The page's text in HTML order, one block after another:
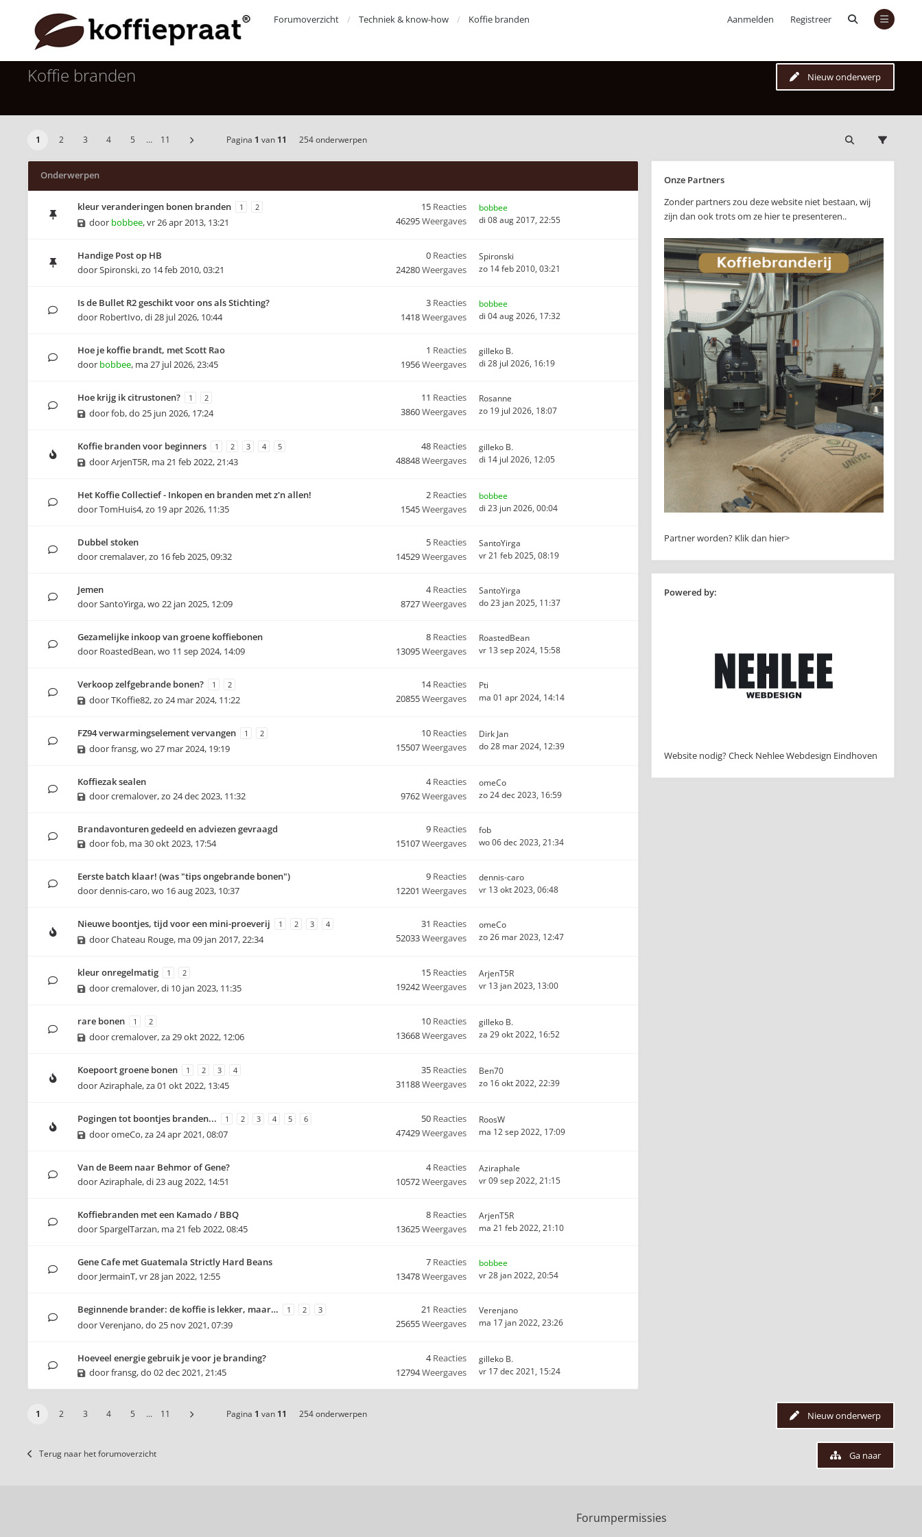
Aanmelden Registreer
Forumoverzicht Techniek & know-how Koffie branden
Koffie branden Nieuw onderwerp
1 2 3 4 5 … 11 Pagina 1 van 11 254 onderwerpen
Onderwerpen
kleur veranderingen bonen branden 1 2
door bobbee,vr 26 apr 2013, 13:21
15 Reacties
46295Weergaves
bobbee
di 08 aug 2017, 22:55
Handige Post op HB
doorSpironski,zo 14 feb 2010, 03:21
0 Reacties
24280Weergaves
Spironski
zo 14 feb 2010, 03:21
Is de Bullet R2 geschikt voor ons als Stichting?
door RobertIvo,di 28 jul 2026, 10:44
3 Reacties
1418Weergaves
bobbee
di 04 aug 2026, 17:32
Hoe je koffie brandt, met Scott Rao
door bobbee, ma 27 jul 2026, 23:45
1 Reacties
1956Weergaves
gilleko B.
di 28 jul 2026, 16:19
Hoe krijg ik citrustonen? 1 2
doorfob,do 25 jun 2026, 17:24
11 Reacties
3860Weergaves
Rosanne
zo 19 jul 2026, 18:07
Koffie branden voor beginners 1 2 3 4 5
doorArjenT5R, ma 21 feb 2022, 21:43
48 Reacties
48848Weergaves
gilleko B.
di 14 jul 2026, 12:05
Het Koffie Collectief - Inkopen en branden met z'n allen!
doorTomHuis4,zo 19 apr 2026, 11:35
2 Reacties
1545Weergaves
bobbee
di 23 jun 2026, 00:04
Dubbel stoken
doorcremalaver,zo 16 feb 2025, 09:32
5 Reacties
14529Weergaves
SantoYirga
vr 21 feb 2025, 08:19
Jemen
doorSantoYirga,wo 22 jan 2025, 12:09
4Reacties
8727Weergaves
SantoYirga
do 23 jan 2025, 11:37
Gezamelijke inkoop van groene koffiebonen
door RoastedBean,wo 11 sep 2024, 14:09
8 Reacties
13095Weergaves
RoastedBean
vr 13 sep 2024, 15:58
Verkoop zelfgebrande bonen? 1 2
doorTKoffie82,zo 24 mar 2024, 11:22
14Reacties
20855Weergaves
Pti
ma 01 apr 2024, 14:14
FZ94 verwarmingselement vervangen 1 2
doorfransg,wo 27 mar 2024, 19:19
10 Reacties
15507Weergaves
Dirk Jan
do 28 mar 2024, 12:39
Koffiezak sealen
doorcremalover,zo 24 dec 2023, 11:32
4Reacties
9762Weergaves
omeCo
zo 24 dec 2023, 16:59
Brandavonturen gedeeld en adviezen gevraagd
doorfob, ma 30 okt 2023, 17:54
9 Reacties
15107Weergaves
fob
wo 06 dec 2023, 21:34
Eerste batch klaar! (was "tips ongebrande bonen")
doordennis-caro,wo 16 aug 2023, 10:37
9 Reacties
12201 Weergaves
dennis-caro
vr 13 okt 2023, 06:48
Nieuwe boontjes, tijd voor een mini-proeverij 1 2 3 4
doorChateau Rouge, ma 09 jan 2017, 22:34
31 Reacties
52033Weergaves
omeCo
zo 26 mar 2023, 12:47
kleur onregelmatig 1 2
doorcremalover,di 10 jan 2023, 11:35
15 Reacties
19242Weergaves
ArjenT5R
vr 13 jan 2023, 13:00
rare bonen 1 2
doorcremalover,za 29 okt 2022, 12:06
10 Reacties
13668Weergaves
gilleko B.
za 29 okt 2022, 16:52
Koepoort groene bonen 1 2 3 4
doorAziraphale,za 01 okt 2022, 13:45
35 Reacties
31188Weergaves
Ben70
zo 16 okt 2022, 22:39
Pogingen tot boontjes branden... 1 2 3 4 5 6
dooromeCo,za 24 apr 2021, 08:07
50 Reacties
47429Weergaves
RoosW
ma 12 sep 2022, 17:09
Van de Beem naar Behmor of Gene?
doorAziraphale,di 23 aug 2022, 14:51
4Reacties
10572Weergaves
Aziraphale
vr 09 sep 2022, 21:15
Koffiebranden met een Kamado / BBQ
doorSpargelTarzan, ma 21 feb 2022, 08:45
8 Reacties
13625Weergaves
ArjenT5R
ma 21 feb 2022, 21:10
Gene Cafe met Guatemala Strictly Hard Beans
door JermainT,vr 28 jan 2022, 12:55
7 Reacties
13478Weergaves
bobbee
vr 28 jan 2022, 20:54
Beginnende brander: de koffie is lekker, maar… 1 2 3
doorVerenjano,do 25 nov 2021, 07:39
21 Reacties
25655Weergaves
Verenjano
ma 17 jan 2022, 23:26
Hoeveel energie gebruik je voor je branding?
doorfransg,do 02 dec 2021, 21:45
4Reacties
12794Weergaves
gilleko B.
vr 17 dec 2021, 15:24
Onze Partners
Zonder partners zou deze website niet bestaan, wij
zijn dan ook trots om ze hier te presenteren..
Partner worden? Klik dan hier>
Powered by:
Website nodig? Check Nehlee Webdesign Eindhoven
Nieuw onderwerp
1 2 3 4 5 … 11 Pagina 1 van 11 254 onderwerpen
Terug naar het forumoverzicht Ga naar
Forumpermissies